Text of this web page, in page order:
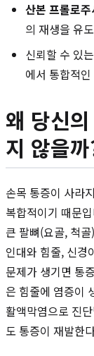
산본 프롤로
의 재생을 유
신뢰할 수 있는
에서 통합적
왜 당신
지 않을
손목 통증이 사라
복합적이기 때문
큰 팔뼈(요골, 척
인대와 힘줄, 신경
문제가 생기면 통
은 힘줄에 염증이
활액막염으로 진
도 통증이 재발한